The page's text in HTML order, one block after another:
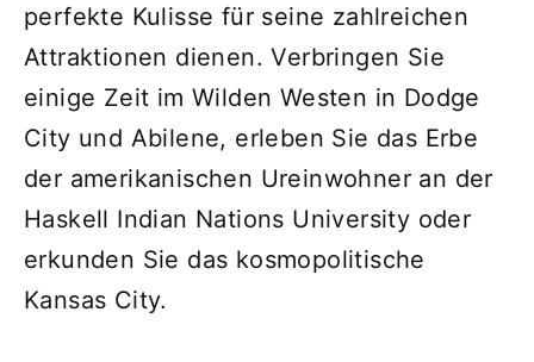
perfekte Kulisse für seine zahlreichen
Attraktionen dienen. Verbringen Sie
einige Zeit im Wilden Westen in Dodge
City und Abilene, erleben Sie das Erbe
der amerikanischen Ureinwohner an der
Haskell Indian Nations University oder
erkunden Sie das kosmopolitische
Kansas City.